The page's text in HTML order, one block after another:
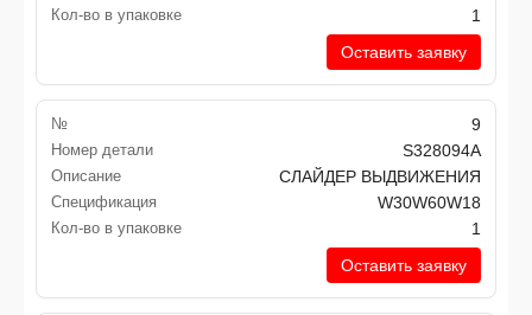
Кол-во в упаковке
1
Оставить заявку
№ 9
Номер детали S328094A
Описание СЛАЙДЕР ВЫДВИЖЕНИЯ
Спецификация W30W60W18
Кол-во в упаковке
1
Оставить заявку